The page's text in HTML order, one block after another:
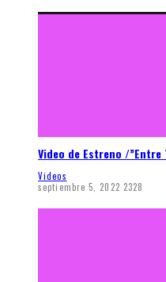
Video de Estreno /”Entre
Videos
septiembre 5, 2022 2328